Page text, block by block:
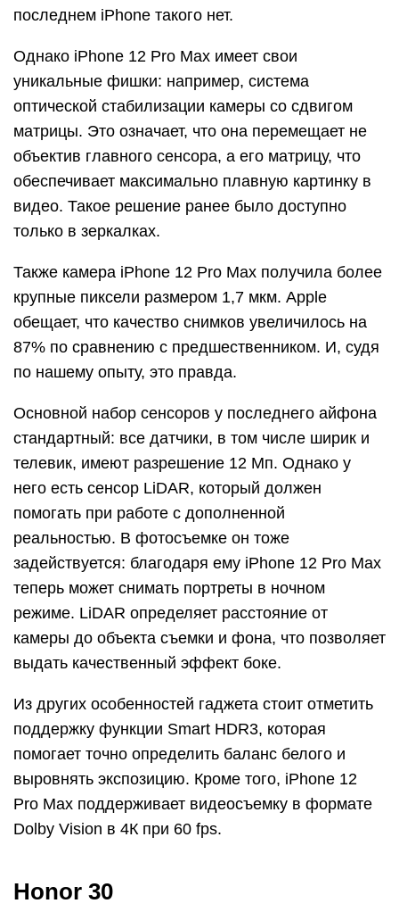
последнем iPhone такого нет.
Однако iPhone 12 Pro Max имеет свои
уникальные фишки: например, система
оптической стабилизации камеры со сдвигом
матрицы. Это означает, что она перемещает не
объектив главного сенсора, а его матрицу, что
обеспечивает максимально плавную картинку в
видео. Такое решение ранее было доступно
только в зеркалках.
Также камера iPhone 12 Pro Max получила более
крупные пиксели размером 1,7 мкм. Apple
обещает, что качество снимков увеличилось на
87% по сравнению с предшественником. И, судя
по нашему опыту, это правда.
Основной набор сенсоров у последнего айфона
стандартный: все датчики, в том числе ширик и
телевик, имеют разрешение 12 Мп. Однако у
него есть сенсор LiDAR, который должен
помогать при работе с дополненной
реальностью. В фотосъемке он тоже
задействуется: благодаря ему iPhone 12 Pro Max
теперь может снимать портреты в ночном
режиме. LiDAR определяет расстояние от
камеры до объекта съемки и фона, что позволяет
выдать качественный эффект боке.
Из других особенностей гаджета стоит отметить
поддержку функции Smart HDR3, которая
помогает точно определить баланс белого и
выровнять экспозицию. Кроме того, iPhone 12
Pro Max поддерживает видеосъемку в формате
Dolby Vision в 4К при 60 fps.
Honor 30